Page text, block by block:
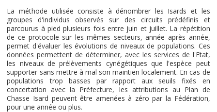
La méthode utilisée consiste à dénombrer les Isards et les
groupes d'individus observés sur des circuits prédéfinis et
parcourus à pied plusieurs fois entre juin et juillet. La répétition
de ce protocole sur les mêmes secteurs, année après année,
permet d'évaluer les évolutions de niveaux de populations. Ces
données permettent de déterminer, avec les services de l'Etat,
les niveaux de prélèvements cynégétiques que l'espèce peut
supporter sans mettre à mal son maintien localement. En cas de
populations trop basses par rapport aux seuils fixés en
concertation avec la Préfecture, les attributions au Plan de
Chasse Isard peuvent être amenées à zéro par la Fédération,
pour une année ou plus.